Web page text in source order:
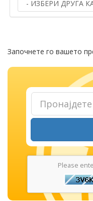
Започнете го вашето
Please